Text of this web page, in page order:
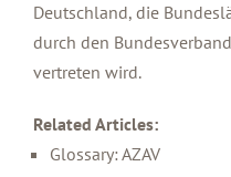
Deutschland, die
durch den
vertreten wird.
Related Articles:
Glossary: AZAV